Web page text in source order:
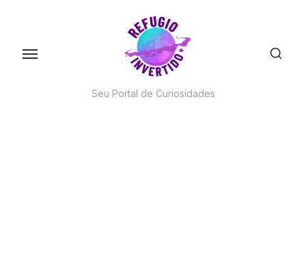
Seu Portal de Curiosidades